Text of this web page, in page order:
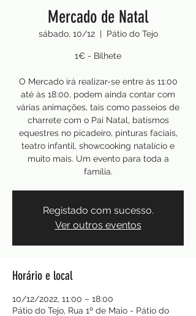
Mercado de Natal
sábado, 10/12
  |
Pátio do Tejo
1€ - Bilhete
O Mercado irá realizar-se entre às 11:00
até às 18:00, podem ainda contar com
várias animações, tais como passeios de
charrete com o Pai Natal, batismos
equestres no picadeiro, pinturas faciais,
teatro infantil, showcooking natalício e
muito mais. Um evento para toda a
família.
Registado com sucesso.
Ver outros eventos
Horário e local
10/12/2022, 11:00 – 18:00
Pátio do Tejo, Rua 1º de Maio - Pátio do